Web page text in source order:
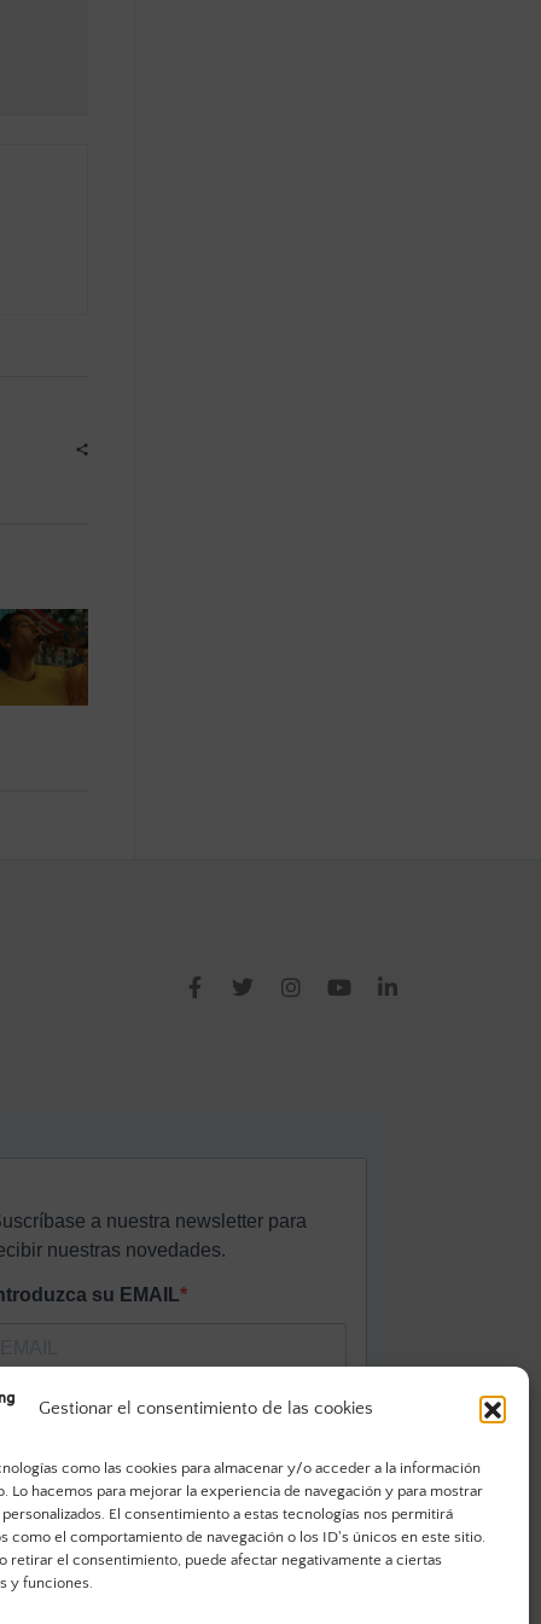
Gestionar el consentimiento de las cookies
como las cookies para almacenar y/o acceder a la información
Lo hacemos para mejorar la experiencia de navegación y para mostrar
El consentimiento a estas tecnologías nos permitirá
como el comportamiento de navegación o los ID's únicos en este sitio.
retirar el consentimiento, puede afectar negativamente a ciertas
y funciones.